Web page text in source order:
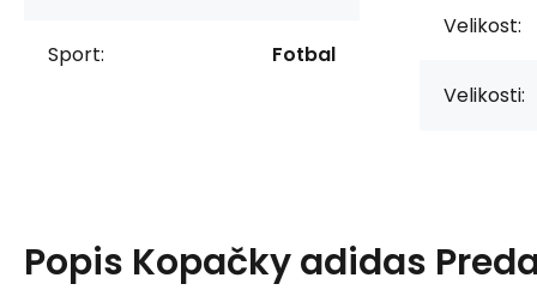
Sport: Fotbal
Velikost:
Velikosti:
Popis Kopačky adidas